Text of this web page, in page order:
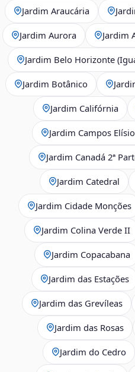
Jardim Araucária
Jardim Aurora Jardim
Jardim Belo Horizonte
Jardim Botânico
Jardim Califórnia
Jardim Campos
Jardim Canadá 2ª
Jardim Catedral
Jardim Cidade Monções
Jardim Colina Verde II
Jardim Copacabana
Jardim das Estações
Jardim das Grevíleas
Jardim das Rosas
Jardim do Cedro